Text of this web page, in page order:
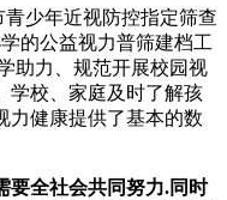
少年近视防控指定筛查
的公益视力普筛建档工
助力、规范开展校园视
学校、家庭及时了解孩
力健康提供了基本的数
要全社会共同努力.同时